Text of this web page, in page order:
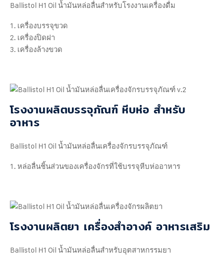
Ballistol H1 Oil น้ำมันหล่อลื่นสำหรับโรงงานเครื่องดื่ม
เครื่องบรรจุขวด
เครื่องปิดฝา
เครื่องล้างขวด
โรงงานผลิตบรรจุภัณฑ์ หีบห่อ สำหรับ
อาหาร
Ballistol H1 Oil น้ำมันหล่อลื่นเครื่องจักรบรรจุภัณฑ์
หล่อลื่นชิ้นส่วนของเครื่องจักรที่ใช้บรรจุหีบห่ออาหาร
โรงงานผลิตยา เครื่องสำอางค์ อาหารเสริม
Ballistol H1 Oil น้ำมันหล่อลื่นสำหรับอุตสาหกรรมยา